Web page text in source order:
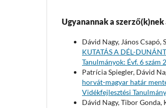
Ugyanannak a
Dávid Nagy, János Csapó,
KUTATÁS A DÉL-
Tanulmányok: Évf. 6 szám
Patrícia Spiegler, Dávid
horvát-magyar határ
Vidékfejlesztési
Dávid Nagy, Tibor